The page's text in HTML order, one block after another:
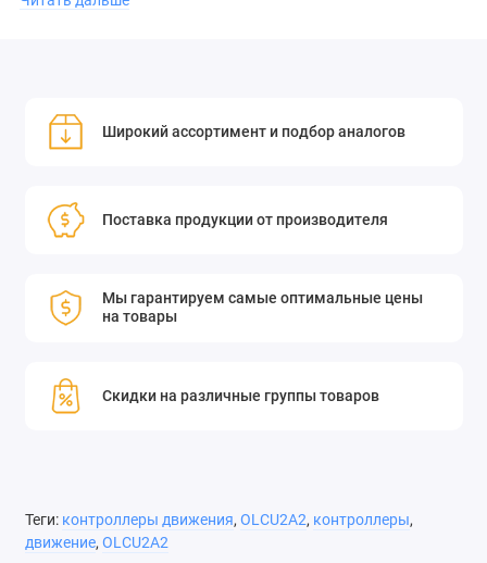
проектов, требующих точного и эффективного управления
движением. Прецизионный контроллер позиционирования
контроллер, разработанный компанией OMTOOLS для
управления многоосными системами. Встроенная
Широкий набор библиотек и открытый интерфейс позволяют
положительных, отрицательных и нулевых положений и
Широкий ассортимент и подбор аналогов
Поставка продукции от производителя
Мы гарантируем самые оптимальные цены
на товары
Скидки на различные группы товаров
Теги: контроллеры движения, OLCU2A2, контроллеры,
движение, OLCU2A2